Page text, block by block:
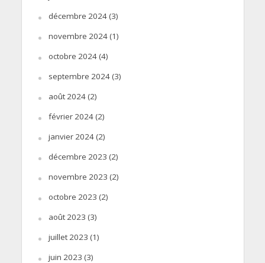
décembre 2024(3)
novembre 2024(1)
octobre 2024(4)
septembre 2024(3)
août 2024(2)
février 2024(2)
janvier 2024(2)
décembre 2023 (2)
novembre 2023 (2)
octobre 2023 (2)
août 2023 (3)
juillet 2023 (1)
juin 2023 (3)